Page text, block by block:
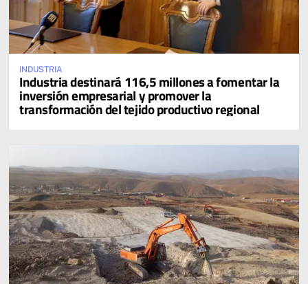
INDUSTRIA
Industria destinará 116,5 millones a fomentar la
inversión empresarial y promover la
transformación del tejido productivo regional